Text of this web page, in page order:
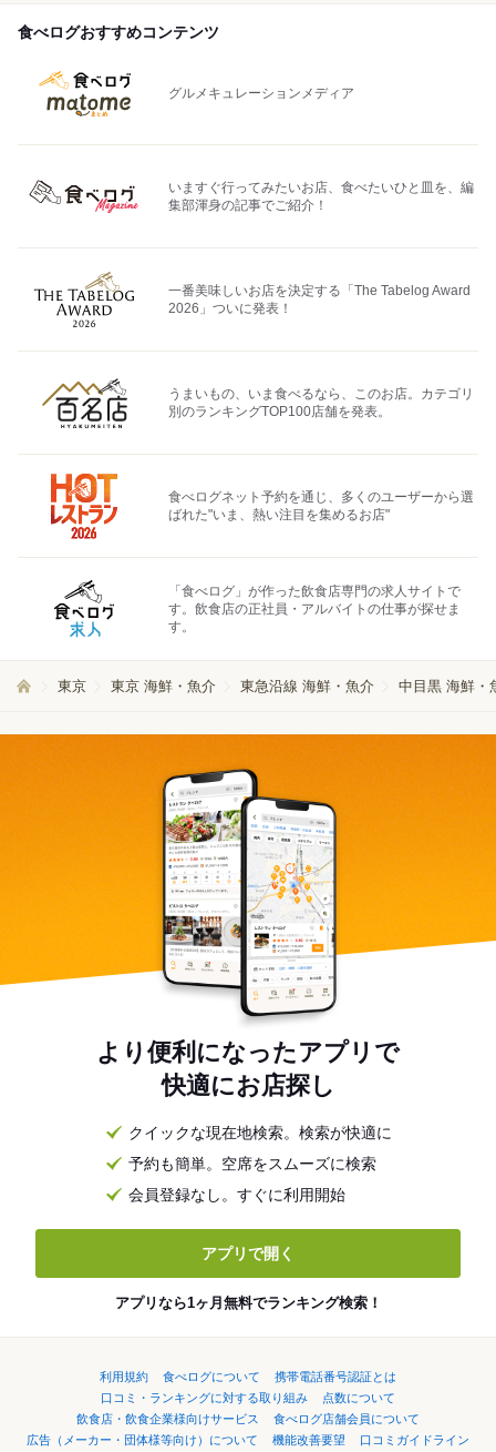
食べログおすすめコンテンツ
グルメキュレーションメディア
いますぐ行ってみたいお店、食べたいひと皿を、編
集部渾身の記事でご紹介！
一番美味しいお店を決定する「The Tabelog Award
2026」ついに発表！
うまいもの、いま食べるなら、このお店。カテゴリ
別のランキングTOP100店舗を発表。
食べログネット予約を通じ、多くのユーザーから選
ばれた"いま、熱い注目を集めるお店"
「食べログ」が作った飲食店専門の求人サイトで
す。飲食店の正社員・アルバイトの仕事が探せま
す。
東京 東京 海鮮・魚介 東急沿線 海鮮・魚介 中目黒 海鮮・
より便利になったアプリで
快適にお店探し
クイックな現在地検索。検索が快適に
予約も簡単。空席をスムーズに検索
会員登録なし。すぐに利用開始
アプリで開く
アプリなら1ヶ月無料でランキング検索！
利用規約 食べログについて
携帯電話番号認証とは
口コミ・ランキングに対する取り組み
点数について
飲食店・飲食企業様向けサービス
食べログ店舗会員について
広告（メーカー・団体様等向け）について
機能改善要望 口コミガイドライン